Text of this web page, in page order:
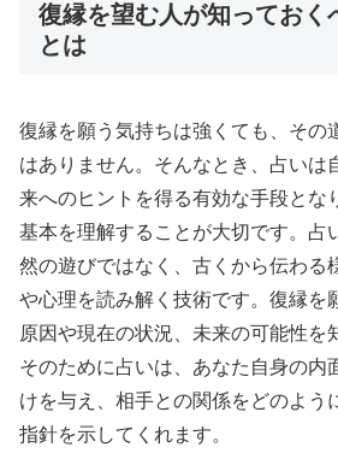
復縁を望む人が知っておく
とは
復縁を願う気持ちは強くても、その
はありません。そんなとき、占いは
来へのヒントを得る有効な手段とな
基本を理解することが大切です。占
然の遊びではなく、古くから伝わる
や心理を読み解く技術です。復縁を
原因や現在の状況、未来の可能性を
そのために占いは、あなた自身の内
けを与え、相手との関係をどのよう
指針を示してくれます。